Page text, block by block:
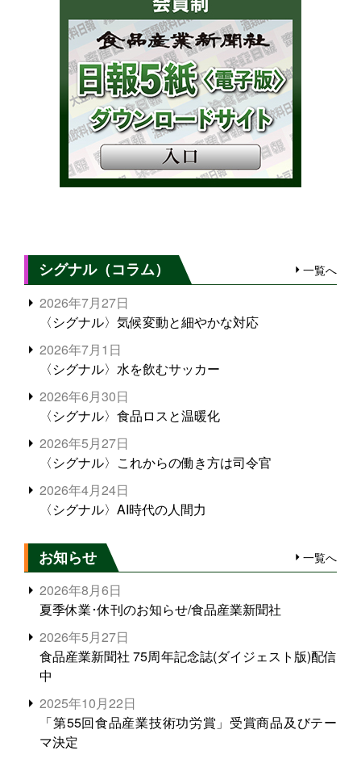
シグナル（コラム） 一覧へ
2026年7月27日
〈シグナル〉気候変動と細やかな対応
2026年7月1日
〈シグナル〉水を飲むサッカー
2026年6月30日
〈シグナル〉食品ロスと温暖化
2026年5月27日
〈シグナル〉これからの働き方は司令官
2026年4月24日
〈シグナル〉AI時代の人間力
お知らせ 一覧へ
2026年8月6日
夏季休業･休刊のお知らせ/食品産業新聞社
2026年5月27日
食品産業新聞社 75周年記念誌(ダイジェスト版)配信
中
2025年10月22日
「第55回食品産業技術功労賞」受賞商品及びテー
マ決定